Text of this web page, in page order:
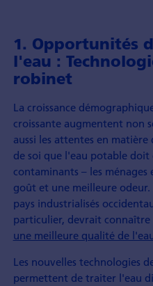
1. Opportunités
l'eau :
robinet
La croissance
croissante augmentent non
aussi les attentes en
de soi que l'eau potable
contaminants – les
goût et une meilleure odeur.
pays industrialisés
particulier, devrait
une meilleure qualité de
Les nouvelles technologies
permettent de traiter l'eau